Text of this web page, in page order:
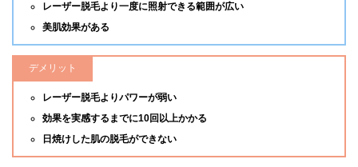
レーザー脱毛より一度に照射できる範囲が広い
美肌効果がある
デメリット
レーザー脱毛よりパワーが弱い
効果を実感するまでに10回以上かかる
日焼けした肌の脱毛ができない